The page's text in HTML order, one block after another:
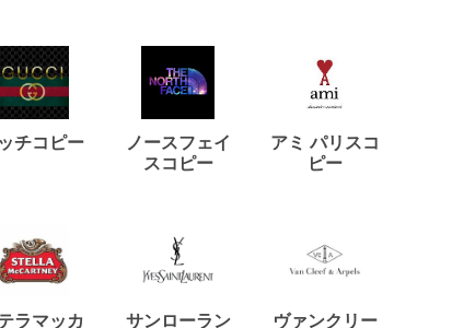
チコピー
ノースフェイ
スコピー
アミ パリスコ
ピー
ラマッカ
サンローラン
ヴァンクリー